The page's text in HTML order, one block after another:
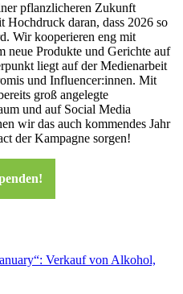
pflanzlicheren Zukunft
daran, dass 2026 so
Wir kooperieren eng mit
neue Produkte und Gerichte auf
liegt auf der Medienarbeit
und Influencer:innen. Mit
groß angelegte
und auf Social Media
wir das auch kommendes Jahr
der Kampagne sorgen!
Verkauf von Alkohol,